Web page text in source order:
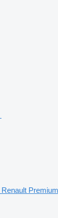
Renault